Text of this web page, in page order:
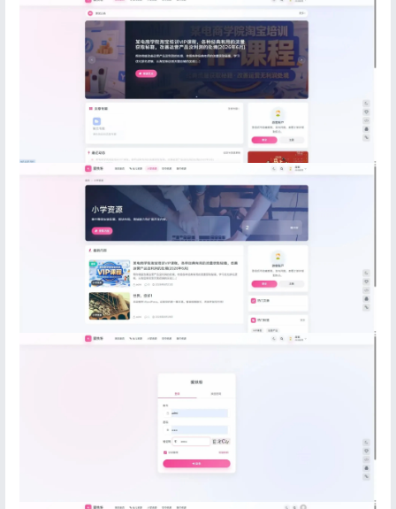
没有账号？立即注册
登录
用户协议